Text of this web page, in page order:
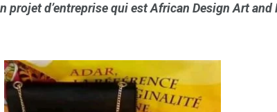
projet d’entreprise qui estAfrican Design Art and